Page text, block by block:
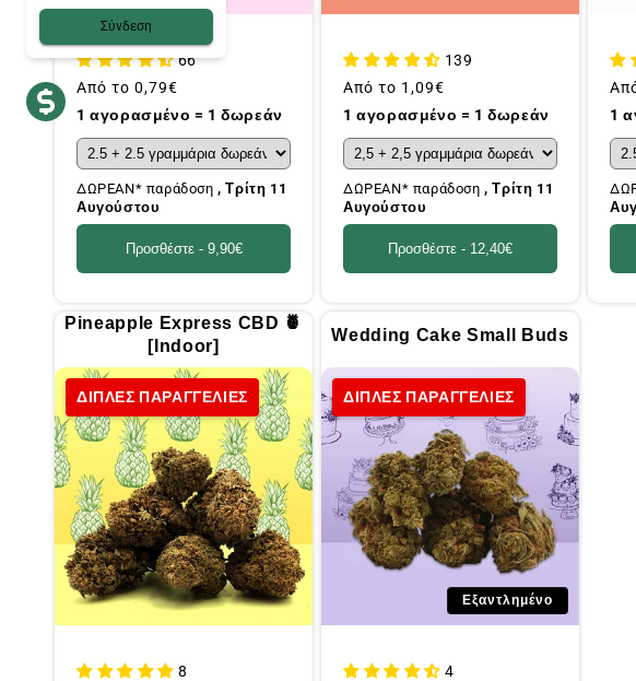
66
Συνήθης
τιμή
Από το 0,79€
1 αγορασμένο = 1 δωρεάν
ΔΩΡΕΑΝ* παράδοση, Τρίτη 11
Αυγούστου
Προσθέστε - 9,90€
139
Συνήθης
τιμή
Από το 1,09€
1 αγορασμένο = 1 δωρεάν
ΔΩΡΕΑΝ* παράδοση, Τρίτη 11
Αυγούστου
Προσθέστε - 12,40€
1
Pineapple Express CBD 🍍
[Indoor]
ΔΙΠΛΕΣ ΠΑΡΑΓΓΕΛΙΕΣ
8
Wedding Cake Small Buds
ΔΙΠΛΕΣ ΠΑΡΑΓΓΕΛΙΕΣ
Εξαντλημένο
4
Σύνδεση